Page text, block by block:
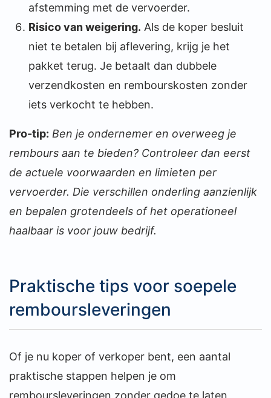
afstemming met de vervoerder.
Risico van weigering. Als de koper besluit
niet te betalen bij aflevering, krijg je het
pakket terug. Je betaalt dan dubbele
verzendkosten en rembourskosten zonder
iets verkocht te hebben.
Pro-tip: Ben je ondernemer en overweeg je
rembours aan te bieden? Controleer dan eerst
de actuele voorwaarden en limieten per
vervoerder. Die verschillen onderling aanzienlijk
en bepalen grotendeels of het operationeel
haalbaar is voor jouw bedrijf.
Praktische tips voor soepele
remboursleveringen
Of je nu koper of verkoper bent, een aantal
praktische stappen helpen je om
remboursleveringen zonder gedoe te laten